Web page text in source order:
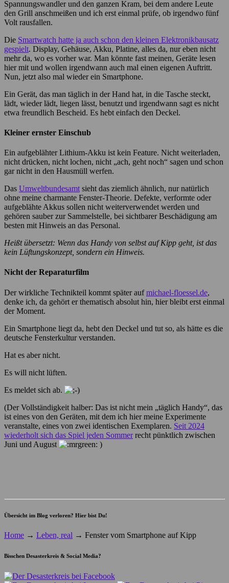
Spannungswandler und den ganzen Kram, bei dem andere Leute
den Grill anschmeißen und ich erst einmal prüfe, ob irgendwo fünf
Volt rausfallen.
Die Smartwatch hatte ja auch schon den kleinen Elektronikbausatz
gespielt. Display, Gehäuse, Akku, Platine, alles da, nur eben nicht
mehr da, wo es vorher war. Man könnte fast meinen, Geräte lesen
hier mit und wollen irgendwann auch mal einen eigenen Auftritt.
Nun, jetzt also mal wieder ein Smartphone.
Ein Gerät, das man täglich in der Hand hat, in die Tasche steckt,
lädt, wieder lädt, liegen lässt, benutzt und irgendwann sagt es nicht
etwa freundlich Bescheid. Es hebt einfach den Deckel.
Kleiner ernster Einschub
Ein aufgeblähter Lithium-Akku ist kein Feature. Nicht weiterladen,
nicht drücken, nicht lochen, nicht „ach, geht noch“ sagen und schon
gar nicht in den Hausmüll werfen.
Das Umweltbundesamt sieht das ziemlich ähnlich, nur natürlich
ohne meine charmante Fenster-Theorie. Defekte, verformte oder
aufgeblähte Akkus sollen nicht weiterverwendet werden und
gehören sauber zur Sammelstelle, bei sichtbarer Beschädigung am
besten mit Hinweis an das Personal.
Heißt übersetzt: Wenn das Handy von selbst auf Kipp geht, ist das
kein Lüftungskonzept, sondern ein Hinweis.
Nicht der Reparaturfilm
Der wirkliche Technikteil kommt später aufmichael-floessel.de,
denke ich, da gehört er thematisch absolut hin, hier bleibt erst einmal
der Moment.
Ein Smartphone liegt da, hebt den Deckel und tut so, als hätte es die
deutsche Fensterkultur verstanden.
Hat es aber nicht.
Es will nicht lüften.
Es meldet sich ab.
(Der Vollständigkeit halber: Das ist nicht mein „täglich Handy“, das
ist eines von den Geräten, mit dem ich hier meine Experimente
veranstalte, eines von zwei identischen Exemplaren. Seit 2024
wiederholt sich das Spiel jeden Sommerrecht pünktlich zwischen
Juni und August
)
Übersicht im Blog verloren? Hier bist Du!
Home → Leben, real → Fenster vom Smartphone auf Kipp
Bisschen Desasterkreis & Social Media?